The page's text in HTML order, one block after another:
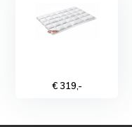
€ 319,-